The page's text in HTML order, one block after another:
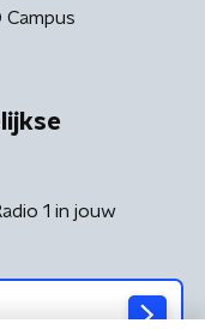
Campus
1 in jouw